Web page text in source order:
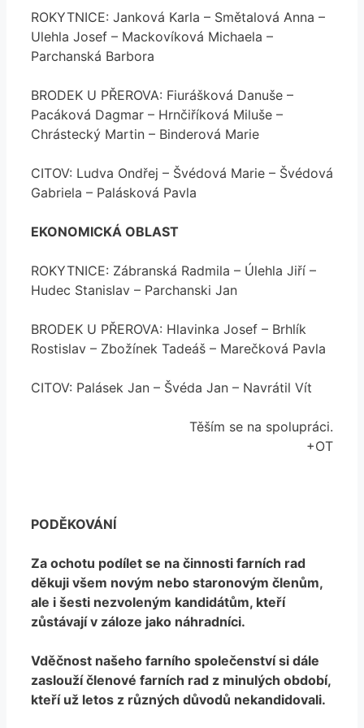
ROKYTNICE: Janková Karla – Smětalová Anna –
Ulehla Josef – Mackovíková Michaela –
Parchanská Barbora
BRODEK U PŘEROVA: Fiurášková Danuše –
Pacáková Dagmar – Hrnčiříková Miluše –
Chrástecký Martin – Binderová Marie
CITOV: Ludva Ondřej – Švédová Marie – Švédová
Gabriela – Palásková Pavla
EKONOMICKÁ OBLAST
ROKYTNICE: Zábranská Radmila – Úlehla Jiří –
Hudec Stanislav – Parchanski Jan
BRODEK U PŘEROVA: Hlavinka Josef – Brhlík
Rostislav – Zbožínek Tadeáš – Marečková Pavla
CITOV: Palásek Jan – Švéda Jan – Navrátil Vít
Těším se na spolupráci.
+OT
PODĚKOVÁNÍ
Za ochotu podílet se na činnosti farních rad
děkuji všem novým nebo staronovým členům,
ale i šesti nezvoleným kandidátům, kteří
zůstávají v záloze jako náhradníci.
Vděčnost našeho farního společenství si dále
zaslouží členové farních rad z minulých období,
kteří už letos z různých důvodů nekandidovali.